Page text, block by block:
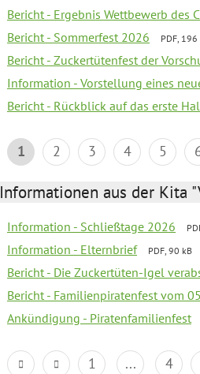
Bericht - Ergebnis Wettbewerb des
Bericht - Sommerfest 2026 PDF, 196
Bericht - Zuckertütenfest der
Information - Vorstellung eines
Bericht - Rückblick auf das erste
1 2 3 4 5
Informationen aus der Kita
Information - Schließtage 2026
Information - Elternbrief PDF, 90 kB
Bericht - Die Zuckertüten-Igel
Bericht - Familienpiratenfest vom
Ankündigung - Piratenfamilienfest
1 ... 4